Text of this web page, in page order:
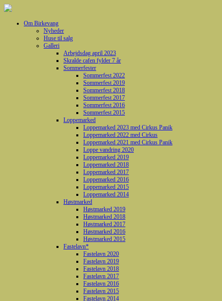
Om Birkevang
Nyheder
Huse til salg
Galleri
Arbejdsdag april 2023
Skralde cafen fylder 7 år
Sommerfester
Sommerfest 2022
Sommerfest 2019
Sommerfest 2018
Sommerfest 2017
Sommerfest 2016
Sommerfest 2015
Loppemarked
Loppemarked 2023 med Cirkus Panik
Loppemarked 2022 med Cirkus
Loppemarked 2021 med Cirkus Panik
Loppe vandring 2020
Loppemarked 2019
Loppemarked 2018
Loppemarked 2017
Loppemarked 2016
Loppemarked 2015
Loppemarked 2014
Høstmarked
Høstmarked 2019
Høstmarked 2018
Høstmarked 2017
Høstmarked 2016
Høstmarked 2015
Fastelavn*
Fastelavn 2020
Fastelavn 2019
Fastelavn 2018
Fastelavn 2017
Fastelavn 2016
Fastelavn 2015
Fastelavn 2014